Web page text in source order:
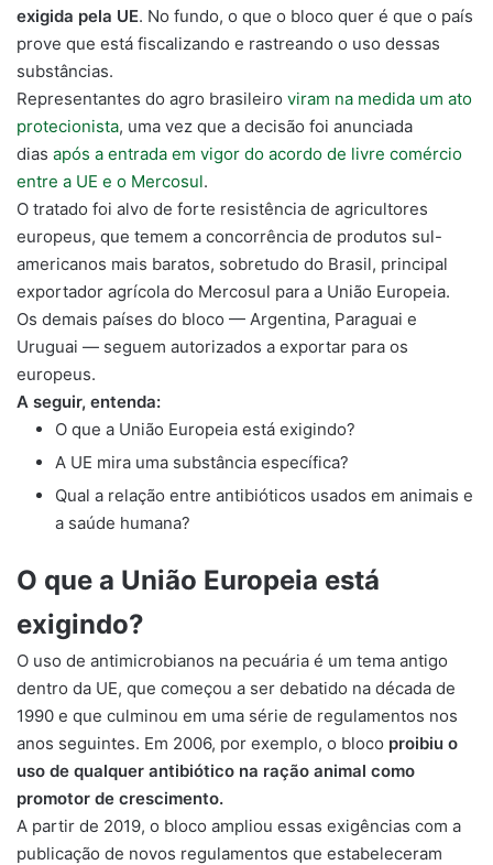
exigida pela UE. No fundo, o que o bloco quer é que o país
prove que está fiscalizando e rastreando o uso dessas
substâncias.
Representantes do agro brasileiro viram na medida um ato
protecionista, uma vez que a decisão foi anunciada
dias após a entrada em vigor do acordo de livre comércio
entre a UE e o Mercosul.
O tratado foi alvo de forte resistência de agricultores
europeus, que temem a concorrência de produtos sul-
americanos mais baratos, sobretudo do Brasil, principal
exportador agrícola do Mercosul para a União Europeia.
Os demais países do bloco — Argentina, Paraguai e
Uruguai — seguem autorizados a exportar para os
europeus.
A seguir, entenda:
O que a União Europeia está exigindo?
A UE mira uma substância específica?
Qual a relação entre antibióticos usados em animais e
a saúde humana?
O que a União Europeia está
exigindo?
O uso de antimicrobianos na pecuária é um tema antigo
dentro da UE, que começou a ser debatido na década de
1990 e que culminou em uma série de regulamentos nos
anos seguintes. Em 2006, por exemplo, o bloco proibiu o
uso de qualquer antibiótico na ração animal como
promotor de crescimento.
A partir de 2019, o bloco ampliou essas exigências com a
publicação de novos regulamentos que estabeleceram